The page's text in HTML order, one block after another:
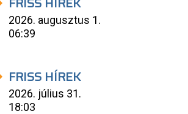
2026. augusztus 1.
06:39
FRISS HÍREK
2026. július 31.
18:03